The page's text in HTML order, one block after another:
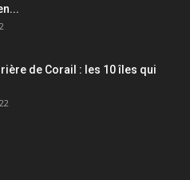
de Corail : les 10 îles qui